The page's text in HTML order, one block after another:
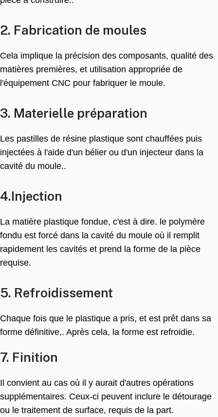
2. Fabrication de moules
Cela implique la précision des composants, qualité des
matières premières, et utilisation appropriée de
l'équipement CNC pour fabriquer le moule.
3. Materielle préparation
Les pastilles de résine plastique sont chauffées puis
injectées à l'aide d'un bélier ou d'un injecteur dans la
cavité du moule..
4.Injection
La matière plastique fondue, c'est à dire. le polymère
fondu est forcé dans la cavité du moule où il remplit
rapidement les cavités et prend la forme de la pièce
requise.
5. Refroidissement
Chaque fois que le plastique a pris, et est prêt dans sa
forme définitive,. Après cela, la forme est refroidie.
7. Finition
Il convient au cas où il y aurait d'autres opérations
supplémentaires. Ceux-ci peuvent inclure le détourage
ou le traitement de surface, requis de la part.